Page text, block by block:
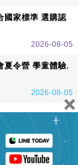
國家標準 選購認
2026-08-05
夏令營 學童體驗.
2026-08-05